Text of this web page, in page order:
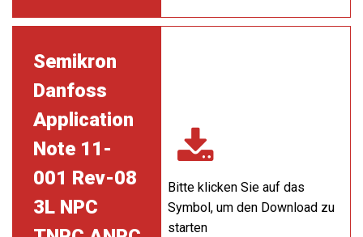
Semikron
Danfoss
Application
Note 11-
001 Rev-08
3L NPC
Bitte klicken Sie auf das
Symbol, um den Download zu
starten